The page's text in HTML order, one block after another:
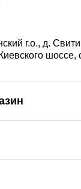
г.о., д.
шоссе,